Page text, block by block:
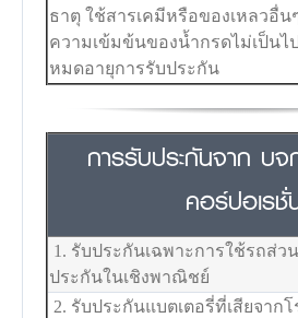
ธาตุ ใช้สารเคมีหรือของเหลวอื่
ความเข้มข้นของน้ำกรดไม่เป็น
หมดอายุการรับประกัน
การรับประกันจาก บ
คอร์ปอเรชั่
1. รับประกันเฉพาะการใช้รถส่ว
ประกันในเชิงพาณิชย์
2. รับประกันแบตเตอรี่ที่เสียจาก